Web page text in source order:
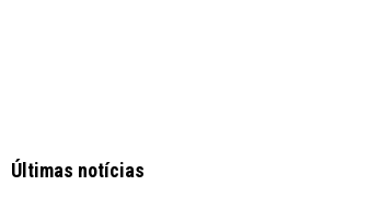
Últimas notícias